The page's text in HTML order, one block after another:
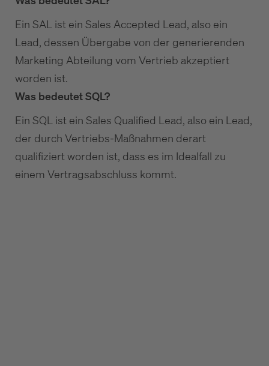
Ein SAL ist ein Sales Accepted Lead, also ein
Lead, dessen Übergabe von der generierenden
Marketing Abteilung vom Vertrieb akzeptiert
worden ist.
Was bedeutet SQL?
Ein SQL ist ein Sales Qualified Lead, also ein Lead,
der durch Vertriebs-Maßnahmen derart
qualifiziert worden ist, dass es im Idealfall zu
einem Vertragsabschluss kommt.